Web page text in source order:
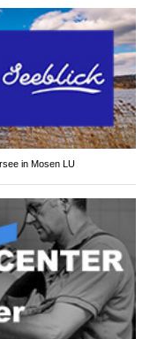
in Mosen LU